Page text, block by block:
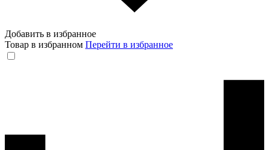
Добавить в избранное
Товар в избранном Перейти в избранное